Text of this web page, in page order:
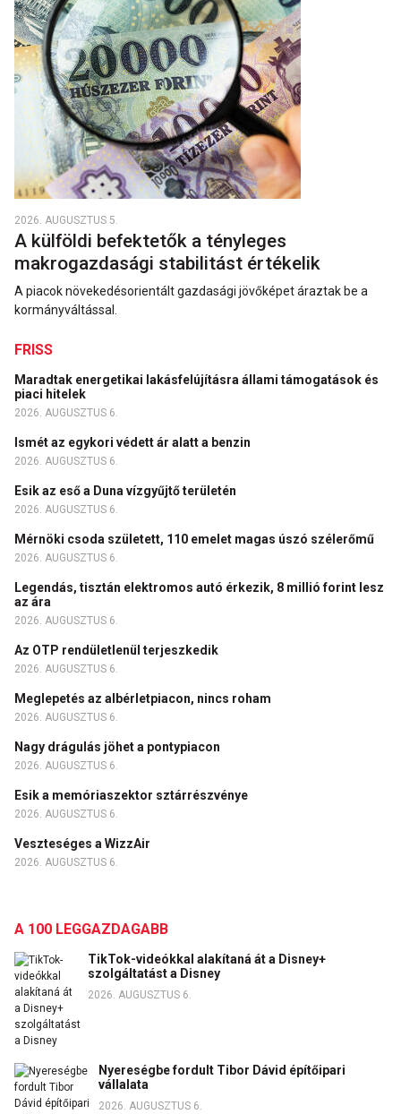
2026. AUGUSZTUS 5.
A külföldi befektetők a tényleges
makrogazdasági stabilitást értékelik
A piacok növekedésorientált gazdasági jövőképet áraztak be a
kormányváltással.
FRISS
Maradtak energetikai lakásfelújításra állami támogatások és
piaci hitelek
2026. AUGUSZTUS 6.
Ismét az egykori védett ár alatt a benzin
2026. AUGUSZTUS 6.
Esik az eső a Duna vízgyűjtő területén
2026. AUGUSZTUS 6.
Mérnöki csoda született, 110 emelet magas úszó szélerőmű
2026. AUGUSZTUS 6.
Legendás, tisztán elektromos autó érkezik, 8 millió forint lesz
az ára
2026. AUGUSZTUS 6.
Az OTP rendületlenül terjeszkedik
2026. AUGUSZTUS 6.
Meglepetés az albérletpiacon, nincs roham
2026. AUGUSZTUS 6.
Nagy drágulás jöhet a pontypiacon
2026. AUGUSZTUS 6.
Esik a memóriaszektor sztárrészvénye
2026. AUGUSZTUS 6.
Veszteséges a WizzAir
2026. AUGUSZTUS 6.
A 100 LEGGAZDAGABB
TikTok-videókkal alakítaná át a Disney+
szolgáltatást a Disney
2026. AUGUSZTUS 6.
Nyereségbe fordult Tibor Dávid építőipari
vállalata
2026. AUGUSZTUS 6.